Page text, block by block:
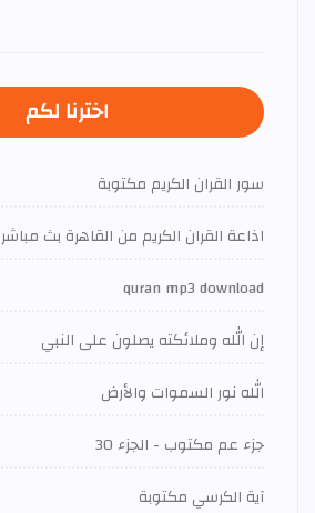
اخترنا لكم
سور القران الكريم مكتوبة
اذاعة القران الكريم من القاهرة بث مباشر
quran mp3 download
إن الله وملائكته يصلون على النبي
الله نور السموات والأرض
جزء عم مكتوب - الجزء 30
آية الكرسي مكتوبة